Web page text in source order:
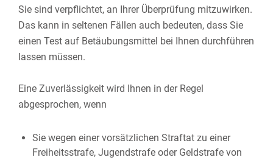
Sie sind verpflichtet, an Ihrer Überprüfung mitzuwirken.
Das kann in seltenen Fällen auch bedeuten, dass Sie
einen Test auf Betäubungsmittel bei Ihnen durchführen
lassen müssen.
Eine Zuverlässigkeit wird Ihnen in der Regel
abgesprochen, wenn
Sie wegen einer vorsätzlichen Straftat zu einer
Freiheitsstrafe, Jugendstrafe oder Geldstrafe von